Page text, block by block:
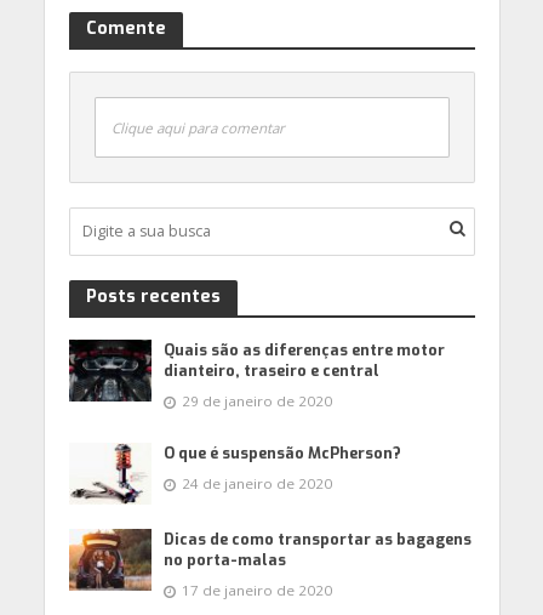
Comente
Clique aqui para comentar
Posts recentes
Quais são as diferenças entre motor
dianteiro, traseiro e central
29 de janeiro de 2020
O que é suspensão McPherson?
24 de janeiro de 2020
Dicas de como transportar as bagagens
no porta-malas
17 de janeiro de 2020